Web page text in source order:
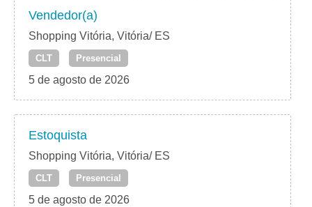
Vendedor(a)
Shopping Vitória, Vitória/ ES
CLT Presencial
5 de agosto de 2026
Estoquista
Shopping Vitória, Vitória/ ES
CLT Presencial
5 de agosto de 2026